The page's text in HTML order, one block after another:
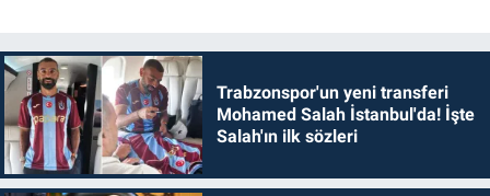
Trabzonspor'un yeni transferi
Mohamed Salah İstanbul'da! İşte
Salah'ın ilk sözleri